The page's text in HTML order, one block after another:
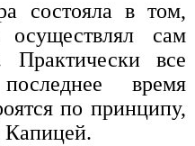
состояла в том,
сам
Практически все
время
по принципу,